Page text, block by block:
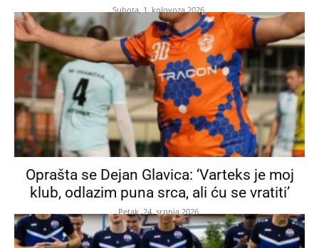
Subota, 1. kolovoza 2026.
Oprašta se Dejan Glavica: ‘Varteks je moj
klub, odlazim puna srca, ali ću se vratiti’
Petak, 24. srpnja 2026.